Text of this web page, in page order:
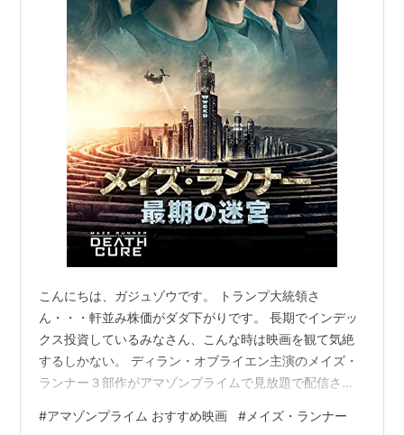
こんにちは、ガジュゾウです。 トランプ大統領さ
ん・・・軒並み株価がダダ下がりです。 長期でインデッ
クス投資しているみなさん、こんな時は映画を観て気絶
するしかない。 ディラン・オブライエン主演のメイズ・
ランナー３部作がアマゾンプライムで見放題で配信され
ちを描いたサスペンスアクションスリラーです。 では、
#アマゾンプライム おすすめ映画 #メイズ・ランナー